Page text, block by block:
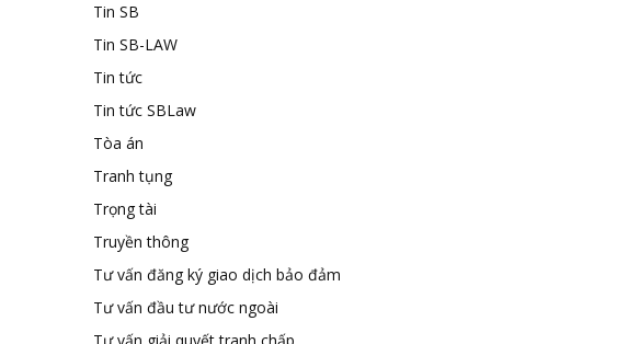
Tin SB
Tin SB-LAW
Tin tức
Tin tức SBLaw
Tòa án
Tranh tụng
Trọng tài
Truyền thông
Tư vấn đăng ký giao dịch bảo đảm
Tư vấn đầu tư nước ngoài